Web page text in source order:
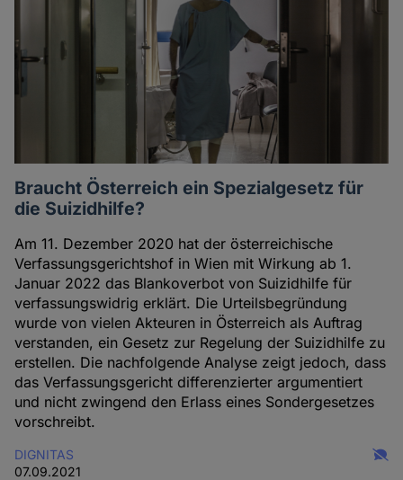
Braucht Österreich ein Spezialgesetz für
die Suizidhilfe?
Am 11. Dezember 2020 hat der österreichische
Verfassungsgerichtshof in Wien mit Wirkung ab 1.
Januar 2022 das Blankoverbot von Suizidhilfe für
verfassungswidrig erklärt. Die Urteilsbegründung
wurde von vielen Akteuren in Österreich als Auftrag
verstanden, ein Gesetz zur Regelung der Suizidhilfe zu
erstellen. Die nachfolgende Analyse zeigt jedoch, dass
das Verfassungsgericht differenzierter argumentiert
und nicht zwingend den Erlass eines Sondergesetzes
vorschreibt.
DIGNITAS
07.09.2021